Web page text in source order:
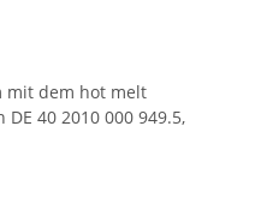
mit dem hot melt
40 2010 000 949.5,